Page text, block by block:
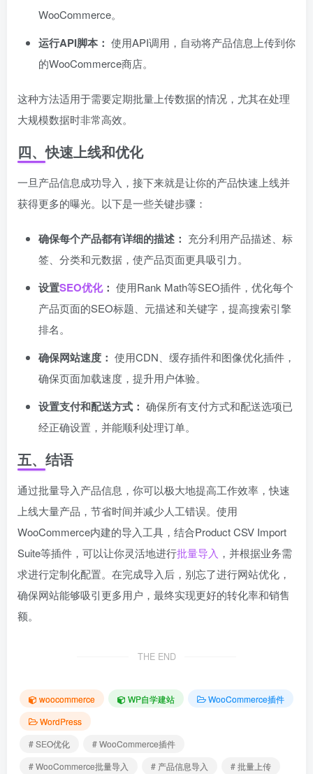
WooCommerce。
运行API脚本： 使用API调用，自动将产品信息上传到你
的WooCommerce商店。
这种方法适用于需要定期批量上传数据的情况，尤其在处理
大规模数据时非常高效。
四、快速上线和优化
一旦产品信息成功导入，接下来就是让你的产品快速上线并
获得更多的曝光。以下是一些关键步骤：
确保每个产品都有详细的描述： 充分利用产品描述、标
签、分类和元数据，使产品页面更具吸引力。
设置SEO优化： 使用Rank Math等SEO插件，优化每个
产品页面的SEO标题、元描述和关键字，提高搜索引擎
排名。
确保网站速度： 使用CDN、缓存插件和图像优化插件，
确保页面加载速度，提升用户体验。
设置支付和配送方式： 确保所有支付方式和配送选项已
经正确设置，并能顺利处理订单。
五、结语
通过批量导入产品信息，你可以极大地提高工作效率，快速
上线大量产品，节省时间并减少人工错误。使用
WooCommerce内建的导入工具，结合Product CSV Import
Suite等插件，可以让你灵活地进行批量导入 ，并根据业务需
求进行定制化配置。在完成导入后，别忘了进行网站优化，
确保网站能够吸引更多用户，最终实现更好的转化率和销售
额。
THE END
woocommerce WP自学建站
WooCommerce插件
WordPress
# SEO优化
# WooCommerce插件
# WooCommerce批量导入
# 产品信息导入 # 批量上传